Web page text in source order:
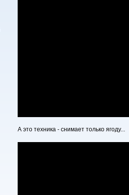
А это техника - снимает только ягоду...